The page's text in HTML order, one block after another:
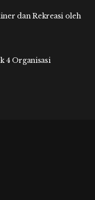
dan Rekreasi oleh
4 Organisasi